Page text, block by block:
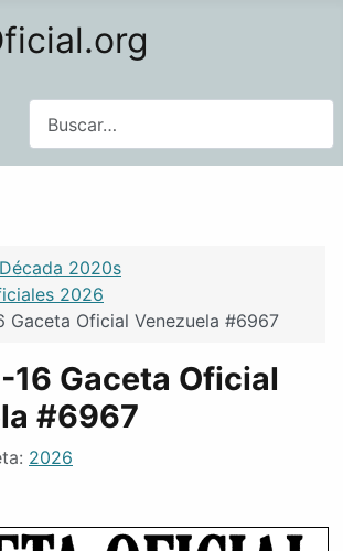
Década 2020s
2026
Gaceta Oficial Venezuela #6967
Gaceta Oficial
#6967
2026